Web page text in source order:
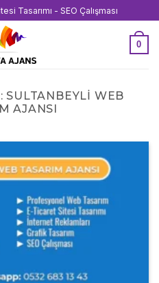
Tasarımı - SEO Çalışması
0
SULTANBEYLI WEB
AJANSI